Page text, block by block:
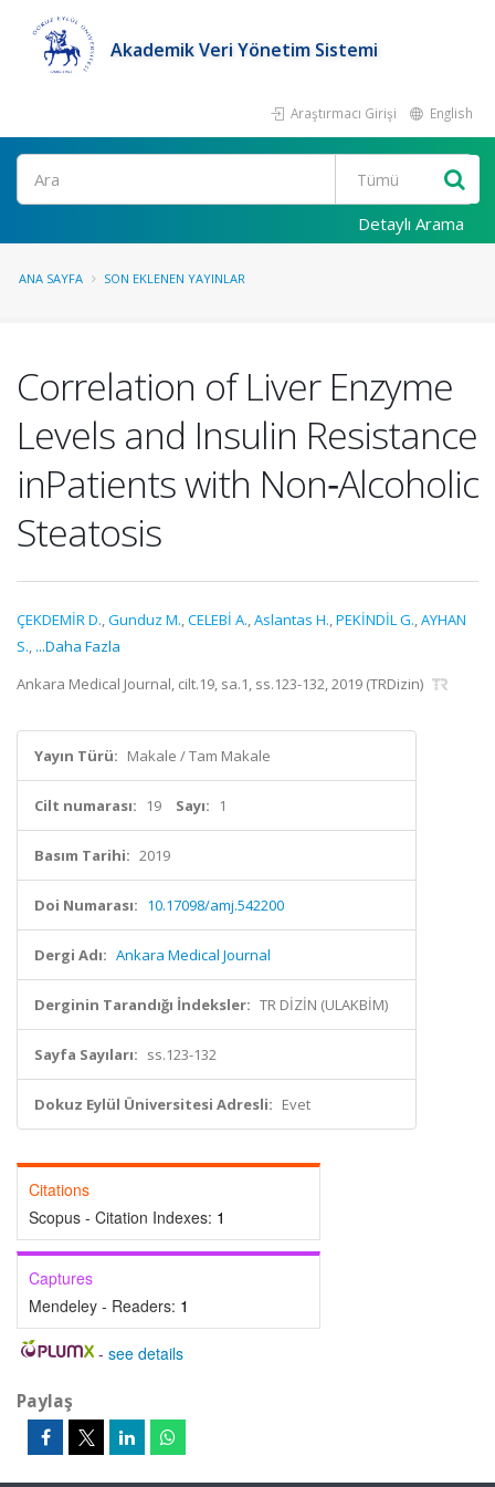
Akademik Veri Yönetim Sistemi
Araştırmacı Girişi English
Ara
Detaylı Arama
ANA SAYFA SON EKLENEN YAYINLAR
Correlation of Liver Enzyme
Levels and Insulin Resistance
inPatients with Non‐Alcoholic
Steatosis
ÇEKDEMİR D.,Gunduz M.,CELEBİ A.,Aslantas H.,PEKİNDİL G.,AYHAN
S., ...Daha Fazla
Ankara Medical Journal, cilt.19, sa.1, ss.123-132, 2019 (TRDizin)
Yayın Türü: Makale / Tam Makale
Cilt numarası: 19 Sayı: 1
Basım Tarihi: 2019
Doi Numarası: 10.17098/amj.542200
Dergi Adı: Ankara Medical Journal
Derginin Tarandığı İndeksler: TR DİZİN (ULAKBİM)
Sayfa Sayıları: ss.123-132
Dokuz Eylül Üniversitesi Adresli: Evet
Citations
Scopus - Citation Indexes: 1
Captures
Mendeley - Readers: 1
- see details
Paylaş